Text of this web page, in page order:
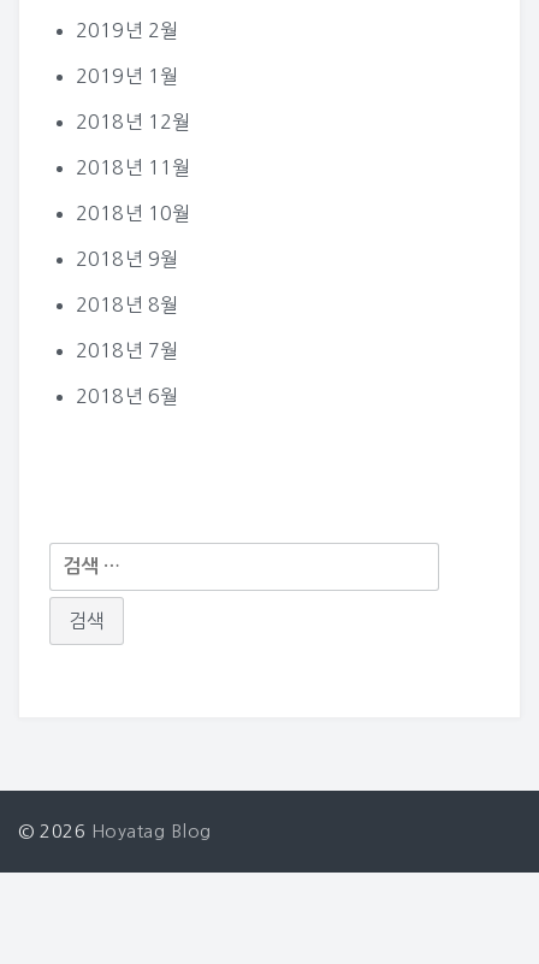
2019년 2월
2019년 1월
2018년 12월
2018년 11월
2018년 10월
2018년 9월
2018년 8월
2018년 7월
2018년 6월
다
음
© 2026 Hoyatag Blog